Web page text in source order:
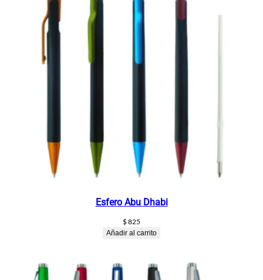
Esfero Abu Dhabi
$825
Añadir al carrito